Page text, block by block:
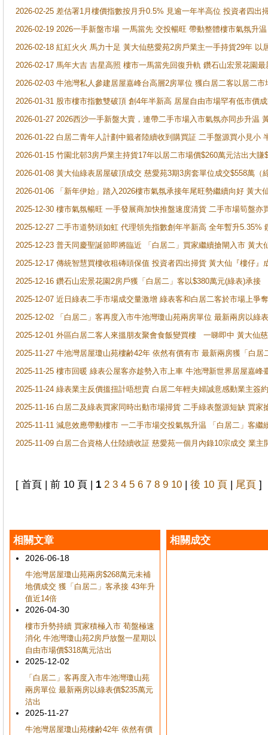
2026-02-25 差估署1月樓價指數按月升0.5% 見逾一年半高位 投資者四
2026-02-19 2026一手新盤市場 一馬當先 交投暢旺 帶動整體樓市氣氛升
2026-02-18 紅紅火火 馬力十足 黃大仙慈愛苑2房戶業主一手持貨29年 以
2026-02-17 馬年大吉 吉星高照 樓市一馬當先回復升軌 鑽石山宏景花園
2026-02-03 牛池灣私人參建居屋嘉峰台高層2房單位 獲白居二客以居二市
2026-01-31 股市樓市指數雙破頂 創4年半新高 居屋自由市場罕有低市價
2026-01-27 2026西沙一手新盤大賣，連帶二手市場入市氣氛亦同步升温
2026-01-22 白居二青年人計劃中籤者陸續收到購買証 二手盤源買小見小
2026-01-15 竹園北邨3房戶業主持貨17年以居二市場價$260萬元沽出大賺
2026-01-08 黃大仙綠表居屋破頂成交 慈愛苑3期3房套單位成交$558萬（
2026-01-06 「新年伊始」踏入2026樓市氣氛承接年尾旺勢繼續向好 黃
2025-12-30 樓市氣氛暢旺 一手發展商加快推盤速度清貨 二手市場筍盤
2025-12-27 二手市道勢頭如虹 代理領先指數創年半新高 全年暫升5.35%
2025-12-23 普天同慶聖誕節即將臨近 「白居二」買家繼續搶閘入市 黃
2025-12-17 傳統智慧買樓收租磚頭保值 投資者四出掃貨 黃大仙『樓仔
2025-12-16 鑽石山宏景花園2房戶獲「白居二」客以$380萬元(綠表)承接
2025-12-07 近日綠表二手市場成交量激增 綠表客和白居二客於市場上
2025-12-02 「白居二」客再度入市牛池灣瓊山苑兩房單位 最新兩房以綠
2025-12-01 外區白居二客人來搵朋友聚會食飯變買樓 一睇即中 黃大仙
2025-11-27 牛池灣居屋瓊山苑樓齢42年 依然有價有市 最新兩房獲「白居
2025-11-25 樓市回暖 綠表公屋客亦趁勢入市上車 牛池灣新世界居屋嘉峰
2025-11-24 綠表業主反價搵扭計唔想賣 白居二年輕夫婦誠意感動業主簽
2025-11-16 白居二及綠表買家同時出動市場掃貨 二手綠表盤源短缺 買
2025-11-11 減息效應帶動樓市 一二手市場交投氣氛升温 「白居二」客
2025-11-09 白居二合資格人仕陸續收証 慈愛苑一個月內錄10宗成交 業
[ 首頁 | 前 10 頁 | 1 2 3 4 5 6 7 8 9 10 | 後 10 頁 | 尾頁 ]
相關文章
2026-06-18
牛池灣居屋瓊山苑兩房$268萬元未補
地價成交 獲「白居二」客承接 43年升
值近14倍
2026-04-30
樓市升勢持續 買家積極入市 荀盤極速
消化 牛池灣瓊山苑2房戶放盤一星期以
自由市場價$318萬元沽出
2025-12-02
「白居二」客再度入市牛池灣瓊山苑
兩房單位 最新兩房以綠表價$235萬元
沽出
2025-11-27
牛池灣居屋瓊山苑樓齢42年 依然有價
相關成交